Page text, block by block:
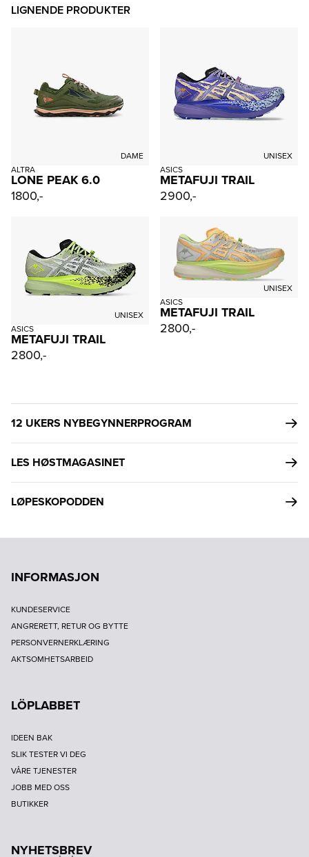
LIGNENDE PRODUKTER
DAME
ALTRA
LONE PEAK 6.0
1800,-
UNISEX
ASICS
METAFUJI TRAIL
2900,-
UNISEX
ASICS
METAFUJI TRAIL
2800,-
UNISEX
ASICS
METAFUJI TRAIL
2800,-
12 UKERS NYBEGYNNERPROGRAM
LES HØSTMAGASINET
LØPESKOPODDEN
INFORMASJON
KUNDESERVICE
ANGRERETT, RETUR OG BYTTE
PERSONVERNERKLÆRING
AKTSOMHETSARBEID
LÖPLABBET
IDEEN BAK
SLIK TESTER VI DEG
VÅRE TJENESTER
JOBB MED OSS
BUTIKKER
NYHETSBREV